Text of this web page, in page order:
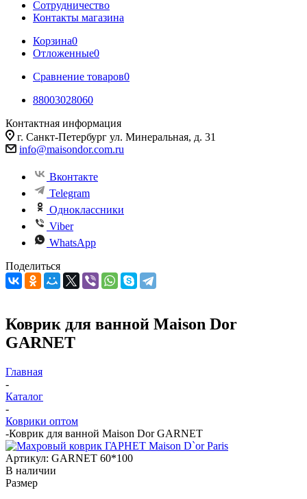
Сотрудничество
Контакты магазина
Корзина0
Отложенные0
Сравнение товаров0
88003028060
Контактная информация
г. Санкт-Петербург ул. Минеральная, д. 31
info@maisondor.com.ru
Вконтакте
Telegram
Одноклассники
Viber
WhatsApp
Поделиться
Коврик для ванной Maison Dor
GARNET
Главная
-
Каталог
-
Коврики оптом
-Коврик для ванной Maison Dor GARNET
Артикул: GARNET 60*100
В наличии
Размер